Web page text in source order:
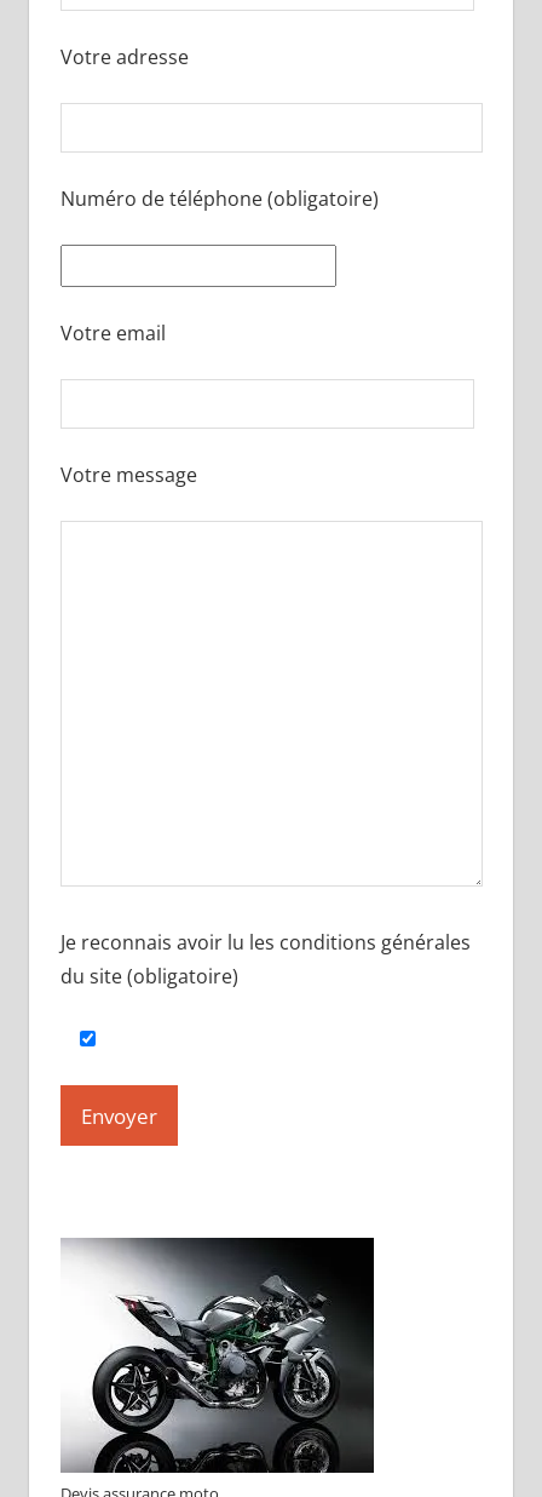
Votre adresse
Numéro de téléphone (obligatoire)
Votre email
Votre message
Je reconnais avoir lu les conditions générales
du site (obligatoire)